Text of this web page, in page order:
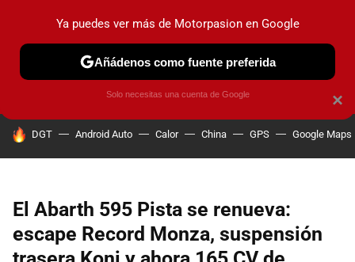
PRUEBAS COCHES ELÉCTRICOS OBSERVATORIO
HOY SE HABLA DE
DGT Android Auto Calor China GPS Google Maps
El Abarth 595 Pista se renueva:
escape Record Monza, suspensión
×
Ya puedes ver más de Motorpasion en Google
Añádenos como fuente preferida
Solo necesitas una cuenta de Google